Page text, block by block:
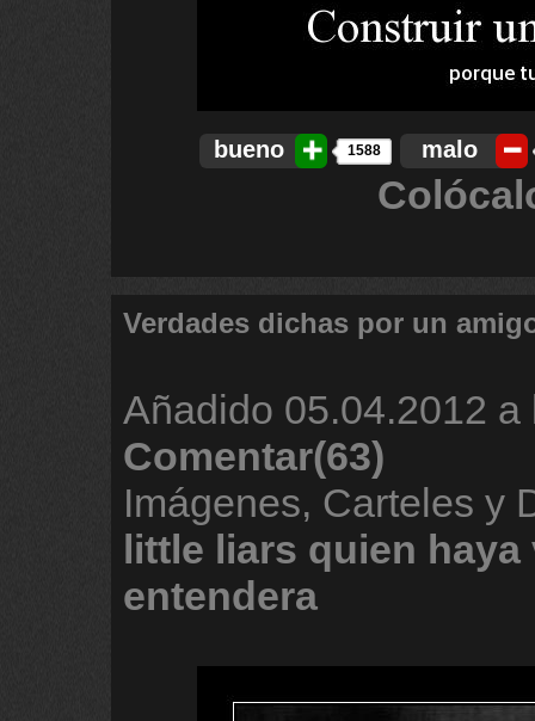
bueno 1588 malo
Verdades dichas por un
Añadido 05.04.2012 a
Comentar(63)
Imágenes, Carteles y
little liars quien haya
entendera